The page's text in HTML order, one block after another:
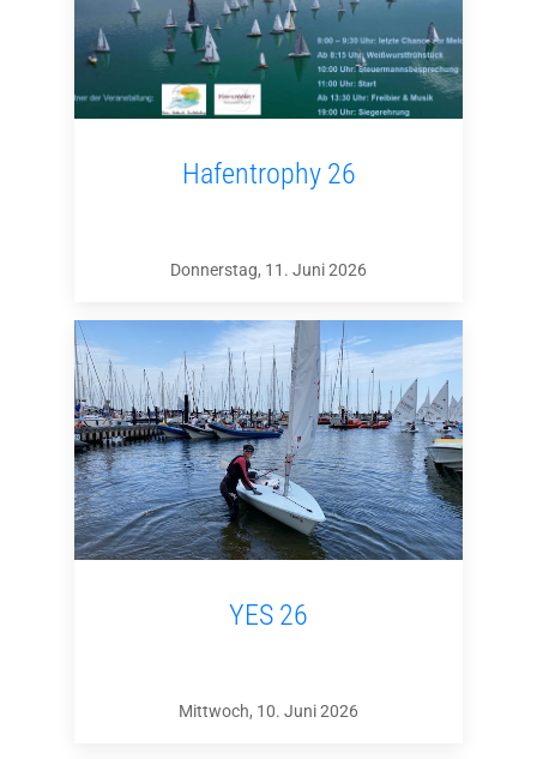
Hafentrophy 26
Donnerstag, 11. Juni 2026
YES 26
Mittwoch, 10. Juni 2026